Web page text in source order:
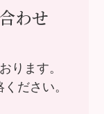
わせ
ります。
ださい。